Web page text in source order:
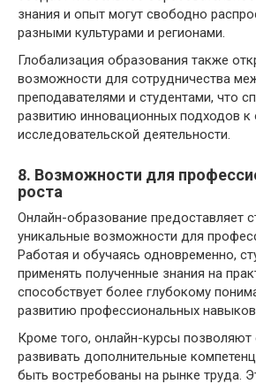
знания и опыт могут свободно
разными культурами и регионами.
Глобализация образования также
возможности для сотрудничества
преподавателями и студентами, что
развитию инновационных подходов к
исследовательской деятельности.
8. Возможности для
роста
Онлайн-образование предоставляет
уникальные возможности для
Работая и обучаясь одновременно,
применять полученные знания на
способствует более глубокому
развитию профессиональных
Кроме того, онлайн-курсы позволяют
развивать дополнительные
быть востребованы на рынке труда.